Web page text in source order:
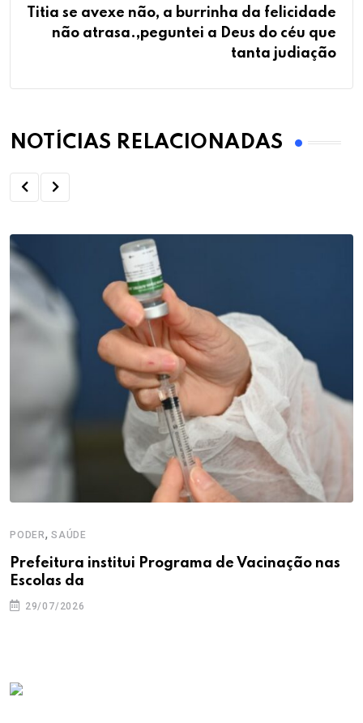
Titia se avexe não, a burrinha da felicidade
não atrasa.,peguntei a Deus do céu que
tanta judiação
NOTÍCIAS RELACIONADAS
PODER, SAÚDE
Prefeitura institui Programa de Vacinação nas
Escolas da
29/07/2026